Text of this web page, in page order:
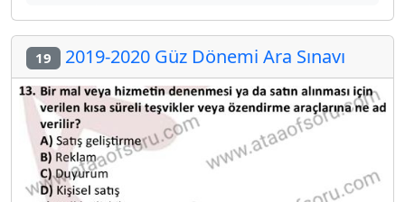
19 2019-2020 Güz Dönemi Ara Sınavı